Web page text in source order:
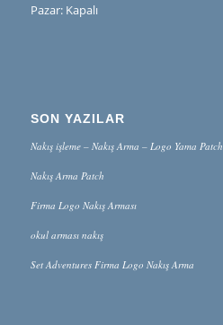
Pazar: Kapalı
SON YAZILAR
Nakış işleme – Nakış Arma – Logo Yama Patch
Nakış Arma Patch
Firma Logo Nakış Arması
okul arması nakış
Set Adventures Firma Logo Nakış Arma